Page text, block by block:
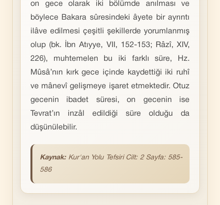
on gece olarak iki bölümde anılması ve
böylece Bakara sûresindeki âyete bir ayrıntı
ilâve edilmesi çeşitli şekillerde yorumlanmış
olup (bk. İbn Atıyye, VII, 152-153; Râzî, XIV,
226), muhtemelen bu iki farklı süre, Hz.
Mûsâ’nın kırk gece içinde kaydettiği iki ruhî
ve mânevî gelişmeye işaret etmektedir. Otuz
gecenin ibadet süresi, on gecenin ise
Tevrat’ın inzâl edildiği süre olduğu da
düşünülebilir.
Kaynak: Kur'an Yolu Tefsiri Cilt: 2 Sayfa: 585-
586